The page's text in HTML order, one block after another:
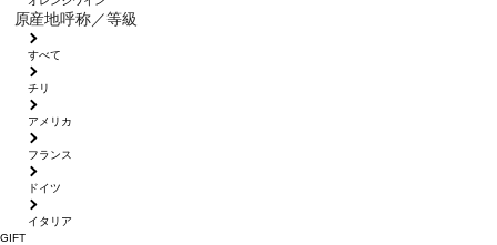
原産地呼称／等級
すべて
チリ
アメリカ
フランス
ドイツ
イタリア
GIFT